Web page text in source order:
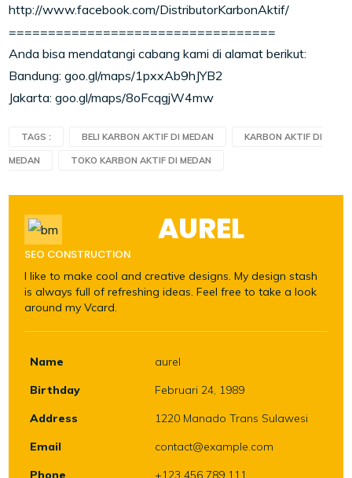
http://www.facebook.com/DistributorKarbonAktif/
==================================
Anda bisa mendatangi cabang kami di alamat berikut:
Bandung: goo.gl/maps/1pxxAb9hJYB2
Jakarta: goo.gl/maps/8oFcqgjW4mw
TAGS : BELI KARBON AKTIF DI MEDAN KARBON AKTIF DI
MEDAN TOKO KARBON AKTIF DI MEDAN
AUREL
SEO CONSTRUCTION
I like to make cool and creative designs. My design stash
is always full of refreshing ideas. Feel free to take a look
around my Vcard.
Name
aurel
Birthday
Februari 24, 1989
Address
1220 Manado Trans Sulawesi
Email
contact@example.com
Phone
+123 456 789 111